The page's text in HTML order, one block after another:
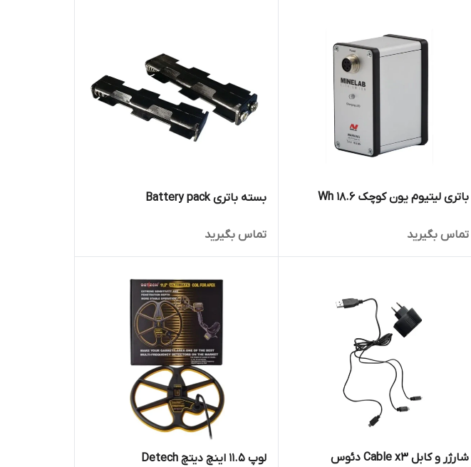
باتری لیتیوم یون کوچک 18.6 Wh
تماس بگیرید
بسته باتری Battery pack
تماس بگیرید
شارژر و کابل Cable x3 دئوس لوپ 11.5 اینچ دیتچ Detech